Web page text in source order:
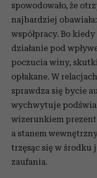
spowodowało, że
najbardziej
współpracy. Bo
działanie pod
poczucia winy,
opłakane. W
sprawdza się bycie
wychwytuje
wizerunkiem
a stanem
trzęsąc się w środku
zaufania.